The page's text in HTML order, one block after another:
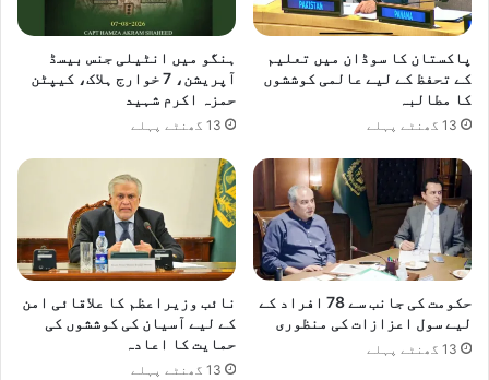
ں
س
ے
ش
ک
س
د
ی
ی
ض
ا
ل
ح
س
ی
ا
ن
ق
ا
ک
گ
پاکستان کا سوڈان میں تعلیم
کے تحفظ کے لیے عالمی کوششوں
کا مطالبہ
13 گھنٹے پہلے
ہنگو میں انٹیلی جنس بیسڈ
آپریشن، 7 خوارج ہلاک، کیپٹن
حمزہ اکرم شہید
13 گھنٹے پہلے
حکومت کی جانب سے 78 افراد کے
لیے سول اعزازات کی منظوری
13 گھنٹے پہلے
نائب وزیراعظم کا علاقائی امن
کے لیے آسیان کی کوششوں کی
حمایت کا اعادہ
13 گھنٹے پہلے